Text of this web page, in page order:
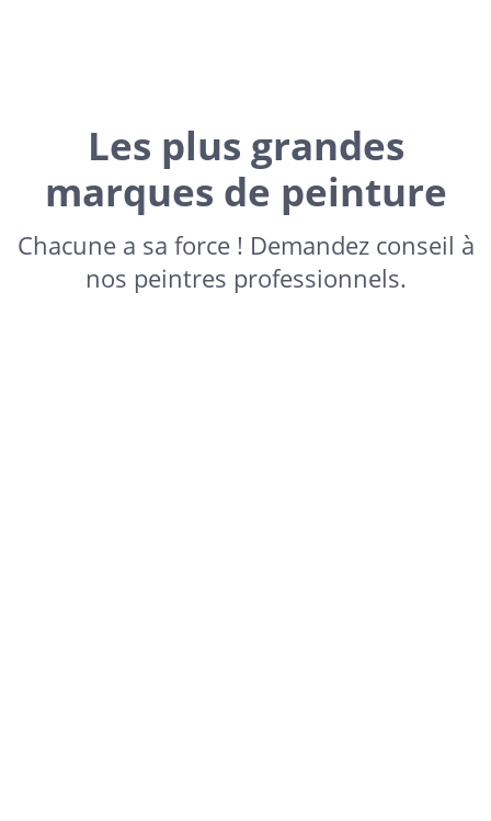
Les plus grandes
marques de peinture
Chacune a sa force ! Demandez conseil à
nos peintres professionnels.